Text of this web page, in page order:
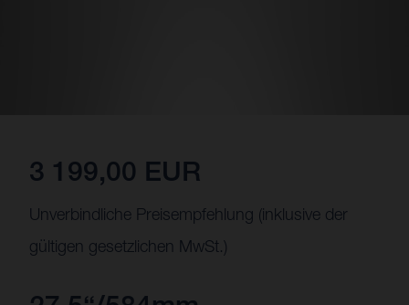
3 199,00 EUR
Unverbindliche Preisempfehlung (inklusive der
gültigen gesetzlichen MwSt.)